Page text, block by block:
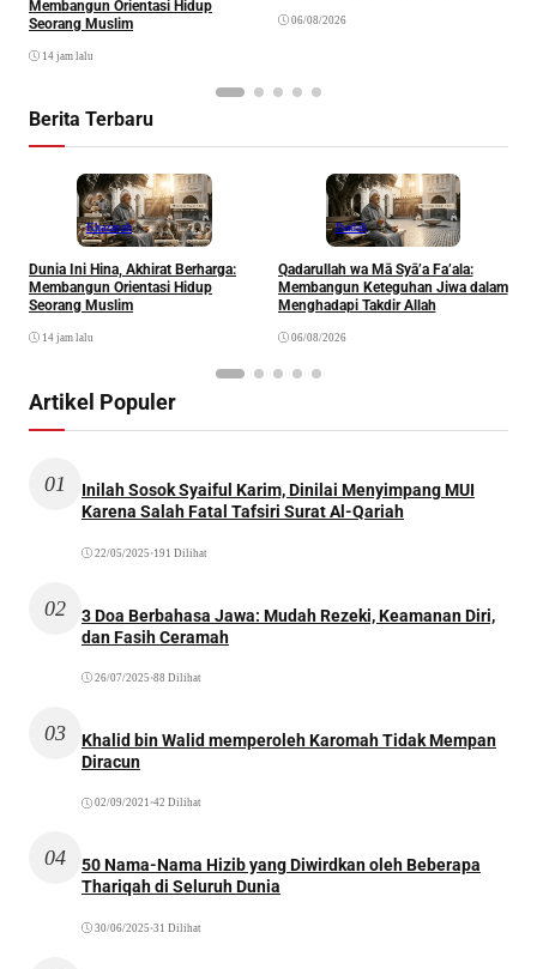
Membangun Orientasi Hidup
Seorang Muslim
14 jam lalu
06/08/2026
Berita Terbaru
Khazanah
Dunia Ini Hina, Akhirat Berharga:
Membangun Orientasi Hidup
Seorang Muslim
14 jam lalu
Ibadah
Qadarullah wa Mā Syā’a Fa’ala:
Membangun Keteguhan Jiwa dalam
Menghadapi Takdir Allah
06/08/2026
Artikel Populer
01
Inilah Sosok Syaiful Karim, Dinilai Menyimpang MUI
Karena Salah Fatal Tafsiri Surat Al-Qariah
22/05/2025 •191 Dilihat
02
3 Doa Berbahasa Jawa: Mudah Rezeki, Keamanan Diri,
dan Fasih Ceramah
26/07/2025 •88 Dilihat
03
Khalid bin Walid memperoleh Karomah Tidak Mempan
Diracun
02/09/2021 •42 Dilihat
04
50 Nama-Nama Hizib yang Diwirdkan oleh Beberapa
Thariqah di Seluruh Dunia
30/06/2025 •31 Dilihat